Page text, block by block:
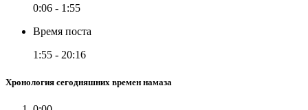
0:06 - 1:55
Время поста
1:55 - 20:16
Хронология сегодняшних времен намаза